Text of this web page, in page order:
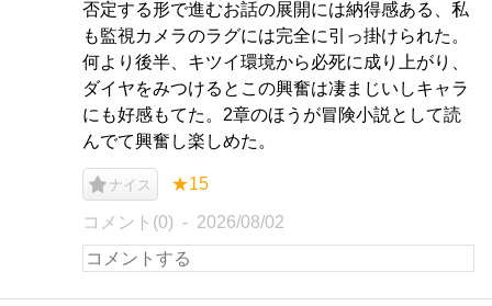
否定する形で進むお話の展開には納得感ある、私
も監視カメラのラグには完全に引っ掛けられた。
何より後半、キツイ環境から必死に成り上がり、
ダイヤをみつけるとこの興奮は凄まじいしキャラ
にも好感もてた。2章のほうが冒険小説として読
んでて興奮し楽しめた。
ナイス ★15
コメント(0) 2026/08/02